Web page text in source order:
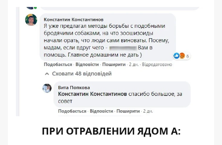
ПРИ ОТРАВЛЕНИИ ЯДОМ А: